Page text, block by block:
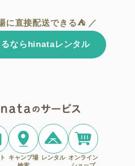
に直接配送できる⛺ ／
ならhinataレンタル
キャンプ場 レンタル オンライン